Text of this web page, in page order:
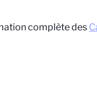
complète des